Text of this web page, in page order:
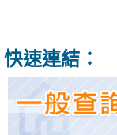
快速連結：